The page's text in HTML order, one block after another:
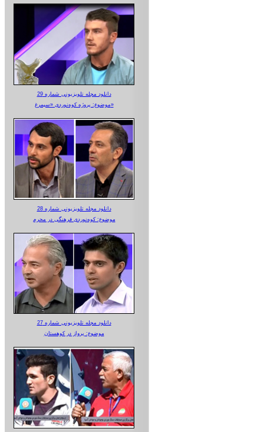
دانلود مجله تلویزیونی شماره 29
موضوع: پروژه کوه‌نوردی «سیمرغ»
دانلود مجله تلویزیونی شماره 28
موضوع: کوه‌نوردی فرهنگی در محرم
دانلود مجله تلویزیونی شماره 27
موضوع: پرواز در کوهستان